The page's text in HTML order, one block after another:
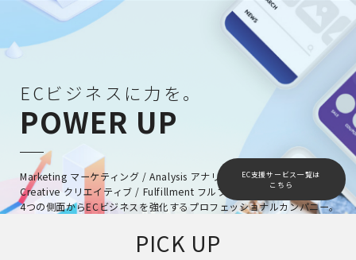
ECビジネスに力を。
POWER UP
Marketing マーケティング / Analysis アナリシス /
Creative クリエイティブ / Fulfillment フルフィルメント
4つの側面からECビジネスを強化するプロフェッショナルカンパニー。
EC支援サービス一覧は
こちら
PICK UP